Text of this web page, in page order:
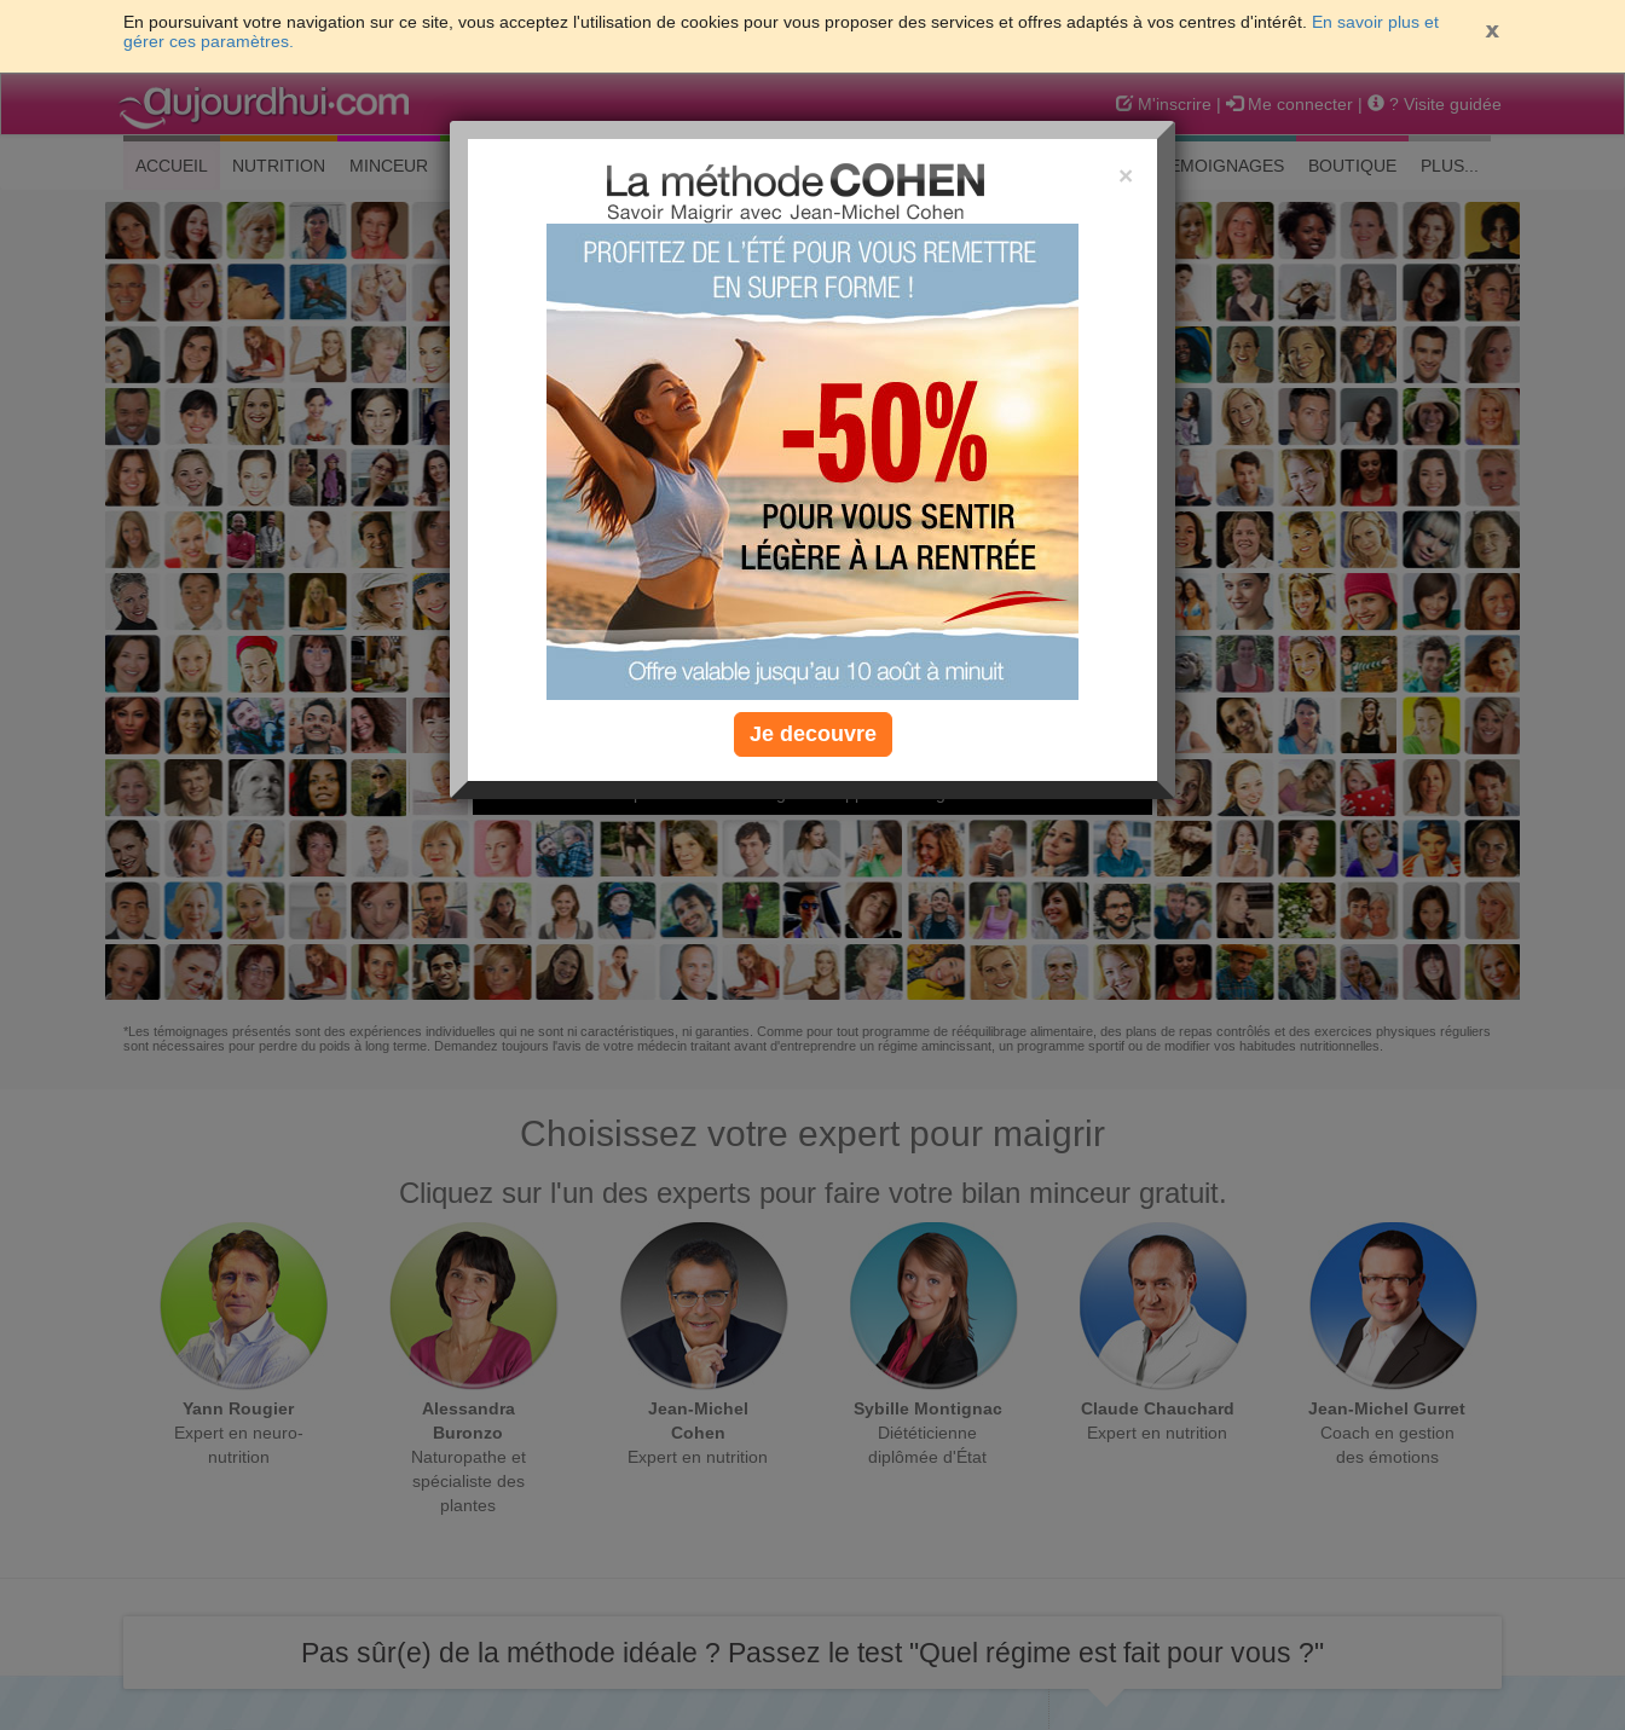
En poursuivant votre navigation sur ce site, vous acceptez l'utilisation de cookies pour vous proposer des services et offres adaptés à vos centres d'intérêt. En savoir plus et
gérer ces paramètres.
M'inscrire | Me connecter | ? Visite guidée
ACCUEIL (current)
NUTRITION MINCEUR FORME & SANTE PSYCHO & TESTS GROSSESSE & BEBE TEMOIGNAGES BOUTIQUE PLUS...
Les meilleures solutions pour maigrir et être bien dans sa peau
PLUS
EFFICACE
PLUS
SANTÉ
PLUS
COACHING
Non, je préfère le régime gratuit
*Les témoignages présentés sont des expériences individuelles qui ne sont ni caractéristiques, ni garanties. Comme pour tout programme de rééquilibrage alimentaire, des plans de repas contrôlés et des exercices physiques réguliers
sont nécessaires pour perdre du poids à long terme. Demandez toujours l'avis de votre médecin traitant avant d'entreprendre un régime amincissant, un programme sportif ou de modifier vos habitudes nutritionnelles.
Choisissez votre expert pour maigrir
Cliquez sur l'un des experts pour faire votre bilan minceur gratuit.
Yann Rougier
Expert en neuro-
nutrition
Alessandra
Buronzo
Naturopathe et
spécialiste des
plantes
Jean-Michel
Cohen
Expert en nutrition
Sybille Montignac
Diététicienne
diplômée d'État
Claude Chauchard
Expert en nutrition
Jean-Michel Gurret
Coach en gestion
des émotions
Pas sûr(e) de la méthode idéale ? Passez le test "Quel régime est fait pour vous ?"
×
Je decouvre